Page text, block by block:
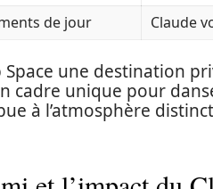
de jour Claude
Space une destination
unique pour
à l’atmosphère